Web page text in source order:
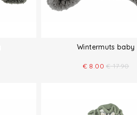
Wintermuts baby
€ 8.00 € 17.90